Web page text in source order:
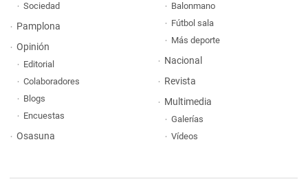
Sociedad
Pamplona
Opinión
Editorial
Colaboradores
Blogs
Encuestas
Osasuna
Balonmano
Fútbol sala
Más deporte
Nacional
Revista
Multimedia
Galerías
Vídeos